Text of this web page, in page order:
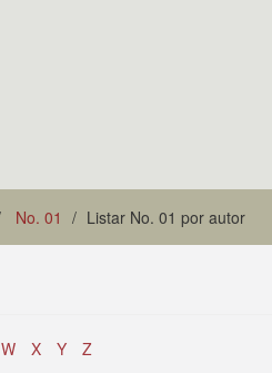
No. 01 Listar No. 01 por autor
W X Y
Z